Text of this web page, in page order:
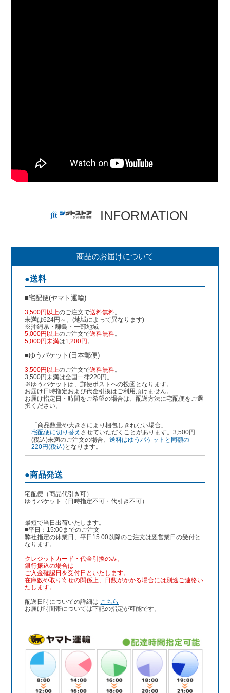
INFORMATION
商品のお届けについて
●送料
■宅配便(ヤマト運輸)
3,500円以上のご注文で送料無料。
未満は624円～。(地域によって異なります)
※沖縄県・離島・一部地域
5,000円以上のご注文で送料無料。
5,000円未満は1,200円 。
■ゆうパケット(日本郵便)
3,500円以上のご注文で送料無料。
3,500円未満は全国一律220円。
※ゆうパケットは、郵便ポストへの投函となります。
お届け日時指定および代金引換はご利用頂けません。
お届け指定日・時間をご希望の場合は、配送方法に宅配便をご選
択ください。
「商品数量や大きさにより梱包しきれない場合」
宅配便に切り替え させていただくことがあります。3,500円
(税込)未満のご注文の場合、送料はゆうパケットと同額の
220円(税込)となります。
●商品発送
宅配便（商品代引き可）
ゆうパケット（日時指定不可・代引き不可）
最短で当日出荷いたします。
■平日：15:00までのご注文
弊社指定の休業日、平日15:00以降のご注文は翌営業日の受付と
なります。
クレジットカード・代金引換のみ。
銀行振込の場合は
ご入金確認日を受付日といたします。
在庫数や取り寄せの関係上、日数がかかる場合には別途ご連絡い
たします。
配送日時についての詳細は こちら
お届け時間帯については下記の指定が可能です。